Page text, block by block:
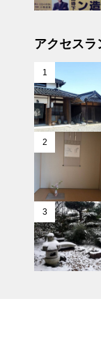
アクセスラ
1
2
3